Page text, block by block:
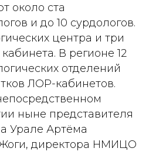
около ста
и до 10 сурдологов.
центра и три
В регионе 12
отделений
ЛОР-кабинетов.
ныне представителя
Урале Артёма
директора НМИЦО